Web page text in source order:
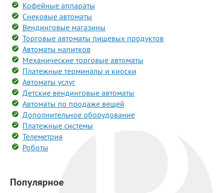
Кофейные аппараты
Снековые автоматы
Вендинговые магазины
Торговые автоматы пищевых продуктов
Автоматы напитков
Механические торговые автоматы
Платежные терминалы и киоски
Автоматы услуг
Детские вендинговые автоматы
Автоматы по продаже вещей
Дополнительное оборудование
Платежные системы
Телеметрия
Роботы
Популярное